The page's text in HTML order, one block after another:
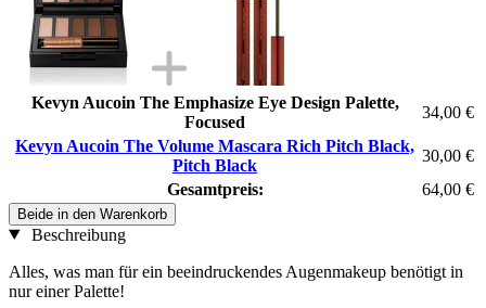
Kevyn Aucoin The Emphasize Eye Design Palette,
Focused
34,00 €
Kevyn Aucoin The Volume Mascara Rich Pitch Black,
Pitch Black
30,00 €
Gesamtpreis:
64,00 €
Beide in den Warenkorb
Beschreibung
Alles, was man für ein beeindruckendes Augenmakeup benötigt in
nur einer Palette!